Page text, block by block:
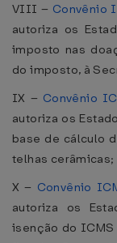
VIII – Convênio
autoriza os
imposto nas
do imposto, à
IX – Convênio
autoriza os
base de cálculo
telhas cerâmicas;
X – Convênio
autoriza os
isenção do ICMS